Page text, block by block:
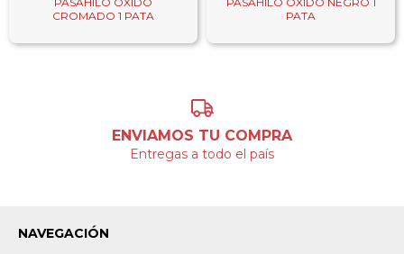
CROMADO 1 PATA
PATA
ENVIAMOS TU COMPRA
Entregas a todo el país
NAVEGACIÓN